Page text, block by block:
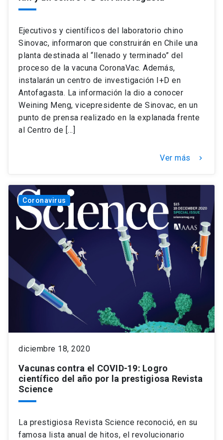
Ejecutivos y científicos del laboratorio chino
Sinovac, informaron que construirán en Chile una
planta destinada al “llenado y terminado” del
proceso de la vacuna CoronaVac. Además,
instalarán un centro de investigación I+D en
Antofagasta. La información la dio a conocer
Weining Meng, vicepresidente de Sinovac, en un
punto de prensa realizado en la explanada frente
al Centro de […]
Ver más keyboard_arrow_right
Coronavirus
diciembre 18, 2020
Vacunas contra el COVID-19: Logro
científico del año por la prestigiosa Revista
Science
La prestigiosa Revista Science reconoció, en su
famosa lista anual de hitos, el revolucionario